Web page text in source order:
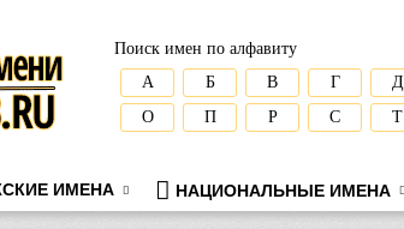
Поиск имен по алфавиту
А
Б В Г Д
О
П Р С Т
ИМЕНА НАЦИОНАЛЬНЫЕ ИМЕНА